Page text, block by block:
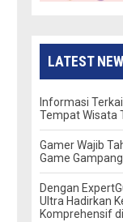
LATEST
Informasi
Tempat Wisata
Gamer Wajib
Game
Dengan
Ultra Hadirkan
Komprehensif